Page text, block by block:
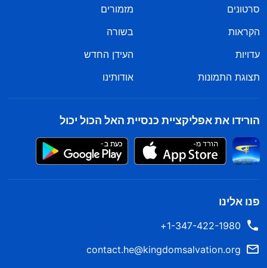
סרטונים
מזמורים
הקראות
בשורה
עדויות
העידן החדש
תצוגת התמונות
אודותינו
הורידו את אפליקציית כנסיית האל הכול יכול
פנו אלינו
1-347-422-1980+
contact.he@kingdomsalvation.org